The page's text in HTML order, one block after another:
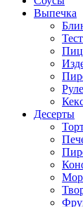
Выпечка
Десерты